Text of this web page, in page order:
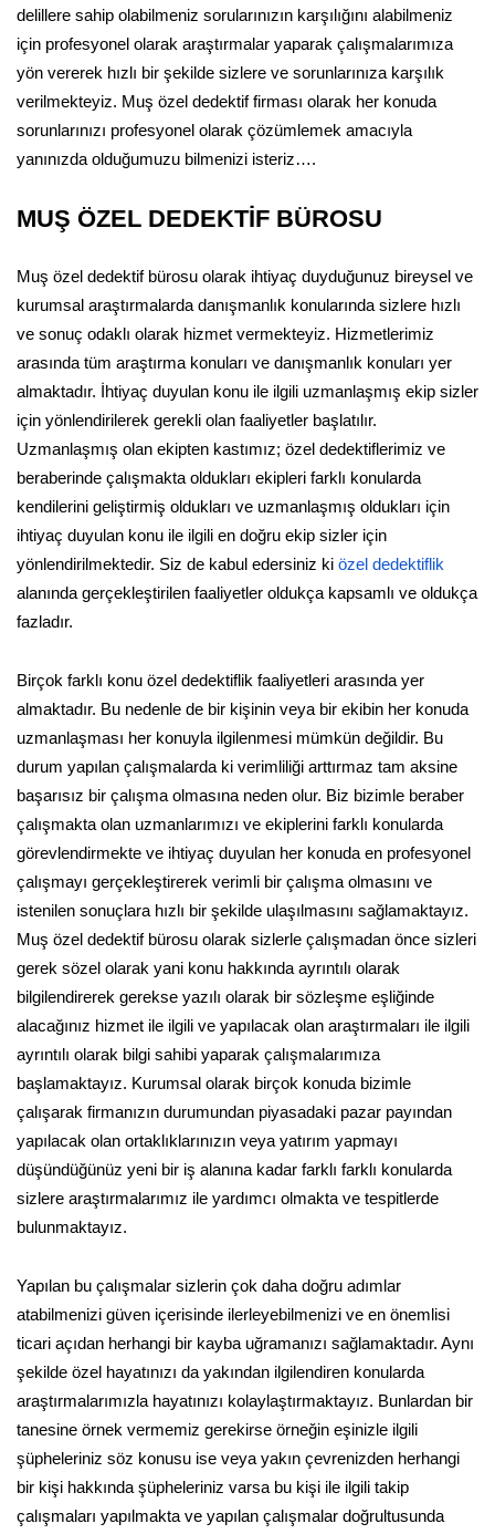
delillere sahip olabilmeniz sorularınızın karşılığını alabilmeniz
için profesyonel olarak araştırmalar yaparak çalışmalarımıza
yön vererek hızlı bir şekilde sizlere ve sorunlarınıza karşılık
verilmekteyiz. Muş özel dedektif firması olarak her konuda
sorunlarınızı profesyonel olarak çözümlemek amacıyla
yanınızda olduğumuzu bilmenizi isteriz….
MUŞ ÖZEL DEDEKTİF BÜROSU
Muş özel dedektif bürosu olarak ihtiyaç duyduğunuz bireysel ve
kurumsal araştırmalarda danışmanlık konularında sizlere hızlı
ve sonuç odaklı olarak hizmet vermekteyiz. Hizmetlerimiz
arasında tüm araştırma konuları ve danışmanlık konuları yer
almaktadır. İhtiyaç duyulan konu ile ilgili uzmanlaşmış ekip sizler
için yönlendirilerek gerekli olan faaliyetler başlatılır.
Uzmanlaşmış olan ekipten kastımız; özel dedektiflerimiz ve
beraberinde çalışmakta oldukları ekipleri farklı konularda
kendilerini geliştirmiş oldukları ve uzmanlaşmış oldukları için
ihtiyaç duyulan konu ile ilgili en doğru ekip sizler için
yönlendirilmektedir. Siz de kabul edersiniz ki özel dedektiflik
alanında gerçekleştirilen faaliyetler oldukça kapsamlı ve oldukça
fazladır.
Birçok farklı konu özel dedektiflik faaliyetleri arasında yer
almaktadır. Bu nedenle de bir kişinin veya bir ekibin her konuda
uzmanlaşması her konuyla ilgilenmesi mümkün değildir. Bu
durum yapılan çalışmalarda ki verimliliği arttırmaz tam aksine
başarısız bir çalışma olmasına neden olur. Biz bizimle beraber
çalışmakta olan uzmanlarımızı ve ekiplerini farklı konularda
görevlendirmekte ve ihtiyaç duyulan her konuda en profesyonel
çalışmayı gerçekleştirerek verimli bir çalışma olmasını ve
istenilen sonuçlara hızlı bir şekilde ulaşılmasını sağlamaktayız.
Muş özel dedektif bürosu olarak sizlerle çalışmadan önce sizleri
gerek sözel olarak yani konu hakkında ayrıntılı olarak
bilgilendirerek gerekse yazılı olarak bir sözleşme eşliğinde
alacağınız hizmet ile ilgili ve yapılacak olan araştırmaları ile ilgili
ayrıntılı olarak bilgi sahibi yaparak çalışmalarımıza
başlamaktayız. Kurumsal olarak birçok konuda bizimle
çalışarak firmanızın durumundan piyasadaki pazar payından
yapılacak olan ortaklıklarınızın veya yatırım yapmayı
düşündüğünüz yeni bir iş alanına kadar farklı farklı konularda
sizlere araştırmalarımız ile yardımcı olmakta ve tespitlerde
bulunmaktayız.
Yapılan bu çalışmalar sizlerin çok daha doğru adımlar
atabilmenizi güven içerisinde ilerleyebilmenizi ve en önemlisi
ticari açıdan herhangi bir kayba uğramanızı sağlamaktadır. Aynı
şekilde özel hayatınızı da yakından ilgilendiren konularda
araştırmalarımızla hayatınızı kolaylaştırmaktayız. Bunlardan bir
tanesine örnek vermemiz gerekirse örneğin eşinizle ilgili
şüpheleriniz söz konusu ise veya yakın çevrenizden herhangi
bir kişi hakkında şüpheleriniz varsa bu kişi ile ilgili takip
çalışmaları yapılmakta ve yapılan çalışmalar doğrultusunda